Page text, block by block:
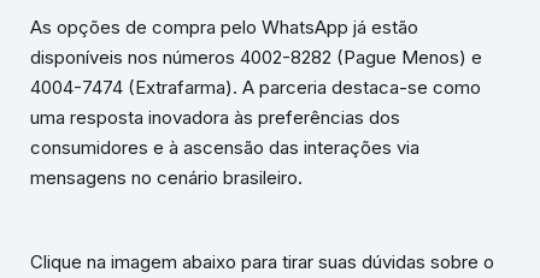
As opções de compra pelo WhatsApp já estão
disponíveis nos números 4002-8282 (Pague Menos) e
4004-7474 (Extrafarma). A parceria destaca-se como
uma resposta inovadora às preferências dos
consumidores e à ascensão das interações via
mensagens no cenário brasileiro.
Clique na imagem abaixo para tirar suas dúvidas sobre o